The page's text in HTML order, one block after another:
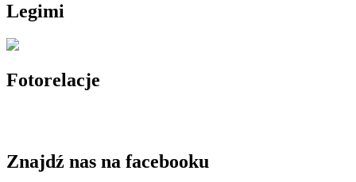
Legimi
Fotorelacje
Znajdź nas na facebooku